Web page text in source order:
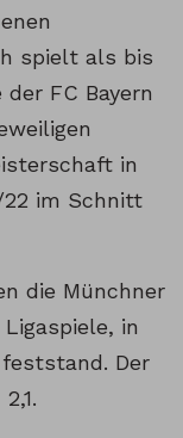
spielt als bis
FC Bayern
in
22 im Schnitt
die Münchner
in
Der